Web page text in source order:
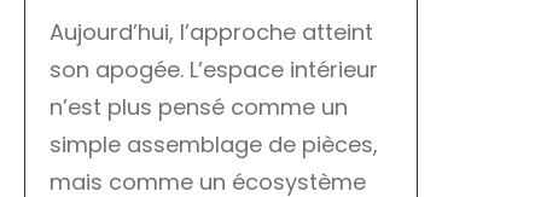
Aujourd’hui, l’approche atteint
son apogée. L’espace intérieur
n’est plus pensé comme un
simple assemblage de pièces,
mais comme un écosystème